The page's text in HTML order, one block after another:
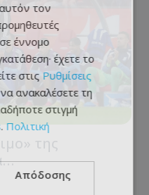
της
τον
έννομο
έχετε το
στις Ρυθμίσεις
ανακαλέσετε τη
στιγμή
. Πολιτική
Απόδοσης